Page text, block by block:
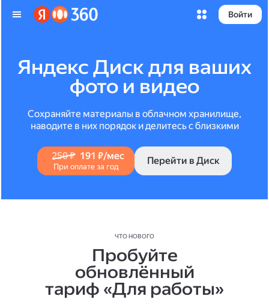
Войти
Яндекс Диск для ваших
фото и видео
Сохраняйте материалы в облачном хранилище,
наводите в них порядок и делитесь с близкими
250 ₽ 191 ₽/мес
При оплате за год
Перейти в Диск
ЧТО НОВОГО
Пробуйте
обновлённый
тариф «Для работы»